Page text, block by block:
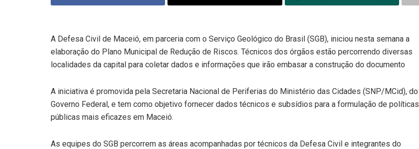
A Defesa Civil de Maceió, em parceria com o Serviço Geológico do Brasil (SGB), iniciou nesta semana a
elaboração do Plano Municipal de Redução de Riscos. Técnicos dos órgãos estão percorrendo diversas
localidades da capital para coletar dados e informações que irão embasar a construção do documento
A iniciativa é promovida pela Secretaria Nacional de Periferias do Ministério das Cidades (SNP/MCid), do
Governo Federal, e tem como objetivo fornecer dados técnicos e subsídios para a formulação de políticas
públicas mais eficazes em Maceió.
As equipes do SGB percorrem as áreas acompanhadas por técnicos da Defesa Civil e integrantes do